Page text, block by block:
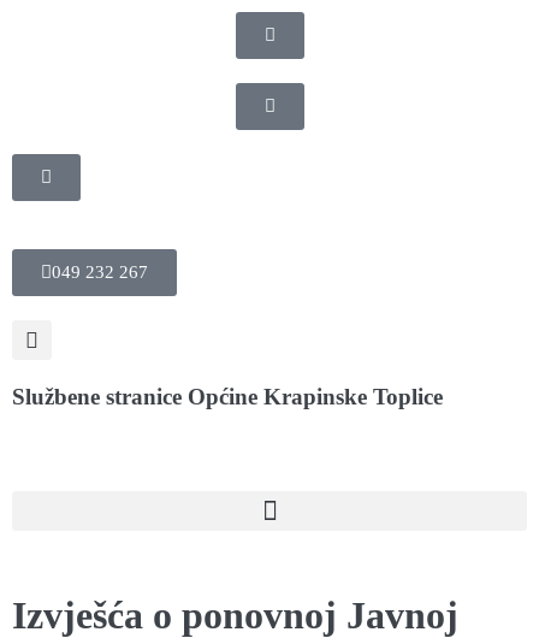
049 232 267
Službene stranice Općine Krapinske Toplice
Izvješća o ponovnoj Javnoj